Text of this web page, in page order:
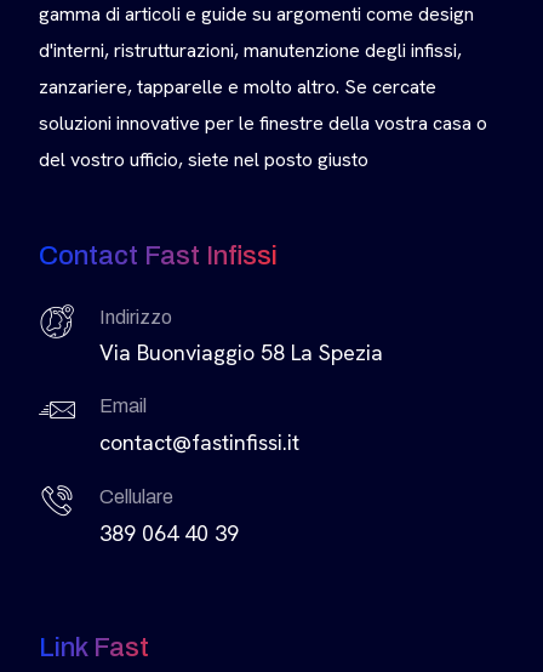
gamma di articoli e guide su argomenti come design
d'interni, ristrutturazioni, manutenzione degli infissi,
zanzariere, tapparelle e molto altro. Se cercate
soluzioni innovative per le finestre della vostra casa o
del vostro ufficio, siete nel posto giusto
Contact Fast Infissi
Indirizzo
Via Buonviaggio 58 La Spezia
Email
contact@fastinfissi.it
Cellulare
389 064 40 39
Link Fast